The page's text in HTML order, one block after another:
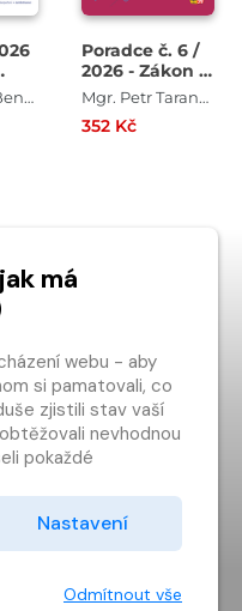
Ing. Václav Benda , Ing. Antonín Daněk , Ing. Martin Děrgel , Ing. Ivan Macháček
Poradce č. 6 /
2026 - Zákon o
platebním
styku po
novelách s
Mgr. Petr Taranda
352 Kč
má
webu - aby
si pamatovali, co
zjistili stav vaší
nevhodnou
pokaždé
se
pomůžete nám tak
Nastavení
Odmítnout vše